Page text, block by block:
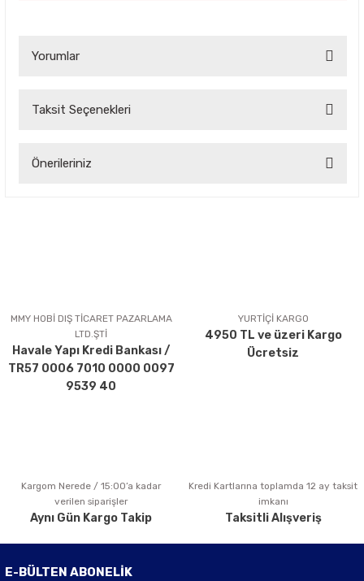
Yorumlar
Taksit Seçenekleri
Önerileriniz
Ürün açıklamasında eksik bilgiler bulunuyor.
Ürün bilgilerinde hatalar bulunuyor.
Ürün fiyatı diğer sitelerden daha pahalı.
Bu ürüne benzer farklı alternatifler olmalı.
Gönder
MMY HOBİ DIŞ TİCARET PAZARLAMA
LTD.ŞTİ
Havale Yapı Kredi Bankası /
TR57 0006 7010 0000 0097
9539 40
YURTİÇİ KARGO
4950 TL ve üzeri Kargo
Ücretsiz
Kargom Nerede / 15:00’a kadar
verilen siparişler
Aynı Gün Kargo Takip
Kredi Kartlarına toplamda 12 ay taksit
imkanı
Taksitli Alışveriş
E-BÜLTEN ABONELİK